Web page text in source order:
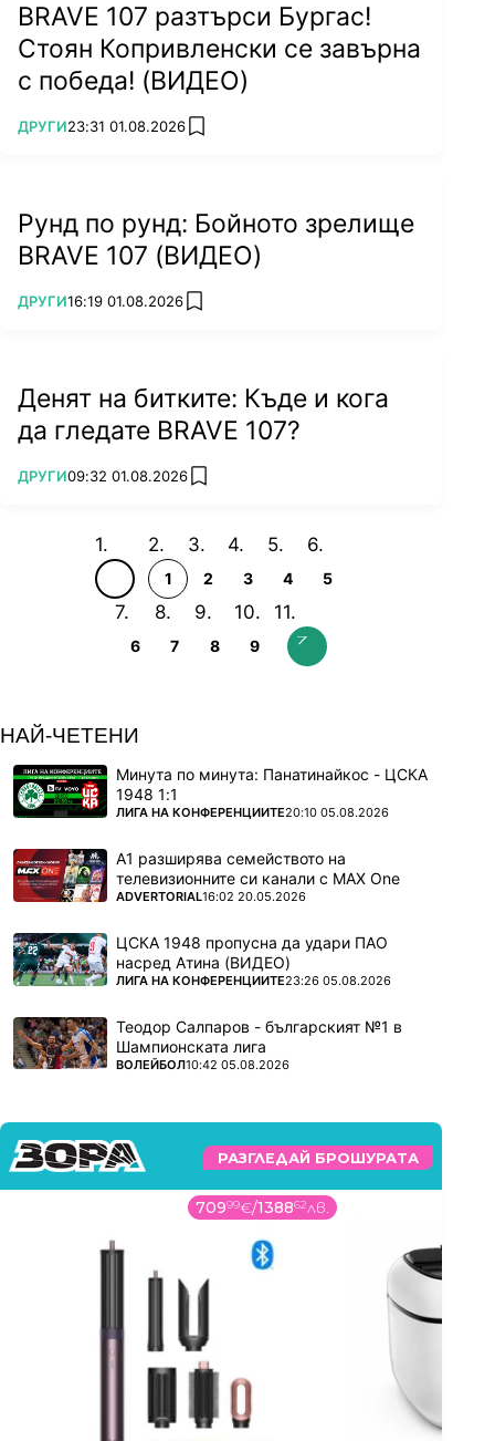
BRAVE 107 разтърси Бургас!
Стоян Копривленски се завърна
с победа! (ВИДЕО)
ПОВЕЧЕ ОТ
ДРУГИ23:31 01.08.2026 add favorites
Рунд по рунд: Бойното зрелище
BRAVE 107 (ВИДЕО)
ПОВЕЧЕ ОТ
ДРУГИ16:19 01.08.2026 add favorites
Денят на битките: Къде и кога
да гледате BRAVE 107?
ПОВЕЧЕ ОТ
ДРУГИ09:32 01.08.2026 add favorites
1 2 3 4 5
6 7 8 9
НАЙ-ЧЕТЕНИ
Минута по минута: Панатинайкос - ЦСКА
1948 1:1
ПОВЕЧЕ ОТ
ЛИГА НА КОНФЕРЕНЦИИТЕ20:10 05.08.2026
А1 разширява семейството на
телевизионните си канали с MAX One
ПОВЕЧЕ ОТ
ADVERTORIAL16:02 20.05.2026
ЦСКА 1948 пропусна да удари ПАО
насред Атина (ВИДЕО)
ПОВЕЧЕ ОТ
ЛИГА НА КОНФЕРЕНЦИИТЕ23:26 05.08.2026
Теодор Салпаров - българският №1 в
Шампионската лига
ПОВЕЧЕ ОТ
ВОЛЕЙБОЛ10:42 05.08.2026
РАЗГЛЕДАЙ БРОШУРАТА
70999€/138862лв.